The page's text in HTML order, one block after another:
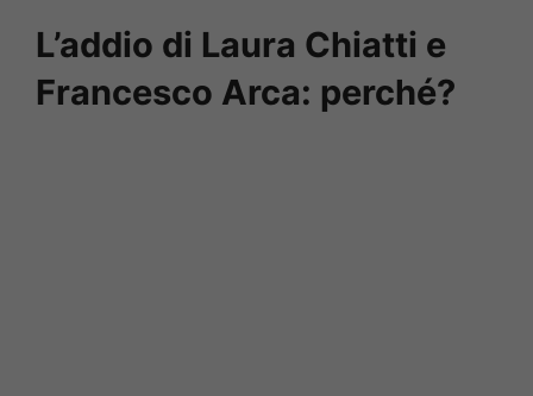
L’addio di Laura Chiatti e
Francesco Arca: perché?